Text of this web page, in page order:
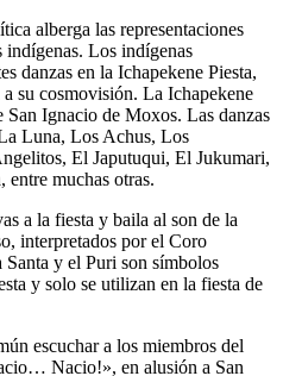
alberga las representaciones
indígenas. Los indígenas
danzas en la Ichapekene Piesta,
su cosmovisión. La Ichapekene
San Ignacio de Moxos. Las danzas
Luna, Los Achus, Los
El Japutuqui, El Jukumari,
entre muchas otras.
a la fiesta y baila al son de la
interpretados por el Coro
y el Puri son símbolos
y solo se utilizan en la fiesta de
escuchar a los miembros del
Nacio!», en alusión a San